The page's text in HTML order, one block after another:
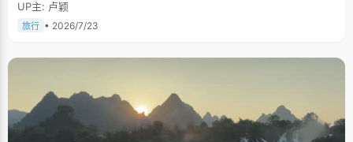
UP主: 卢颖
旅行 • 2026/7/23